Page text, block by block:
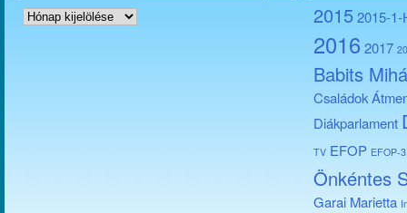
Archívum 20152015-1-
2016 2017
Babits
Családok
Diákparlament
TV EFOP EFOP-
Önkéntes
Garai Marietta